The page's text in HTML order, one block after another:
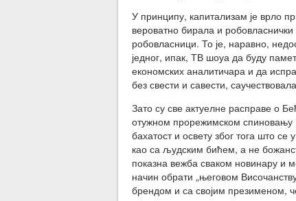
У принципу, капитализам је врло
вероватно бирала и
робовласници. То је, наравно,
једног, ипак, ТВ шоуа да буду
економских аналитичара и да
без свести и савести,
Зато су све актуелне расправе о
отужном прорежимском спиновању
бахатост и освету због тога што
као са људским бићем, а не
показна вежба сваком новинару и
начин обрати „његовом
брендом и са својим презименом,